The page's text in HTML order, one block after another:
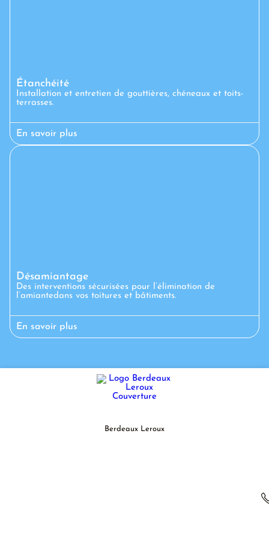
Étanchéité
Installation et entretien de gouttières, chéneaux et toits-
terrasses.
En savoir plus
Désamiantage
Des interventions sécurisées pour l’élimination de
l’amiantedans vos toitures et bâtiments.
En savoir plus
Berdeaux Leroux